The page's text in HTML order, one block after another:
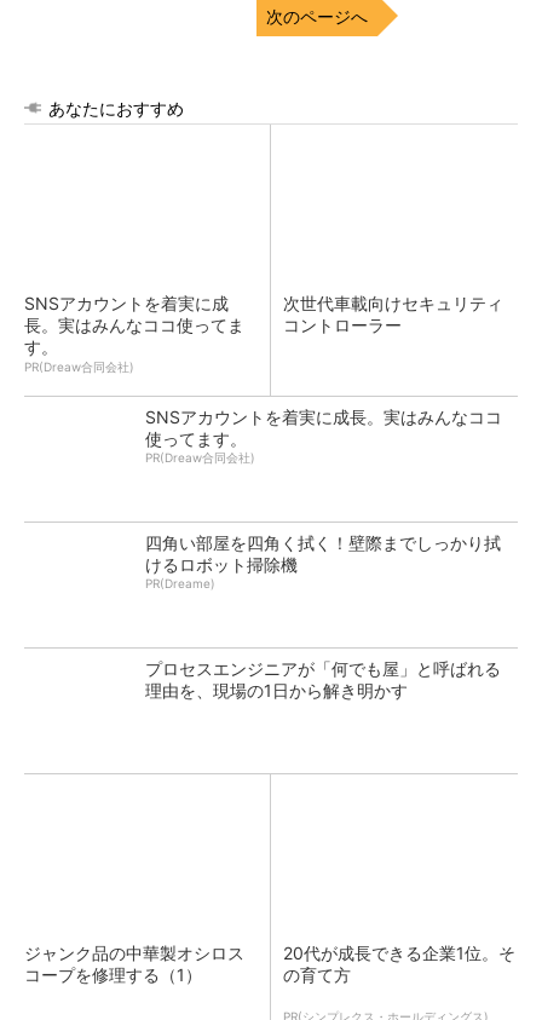
次のページへ
あなたにおすすめ
SNSアカウントを着実に成
長。実はみんなココ使ってま
す。
PR(Dreaw合同会社)
次世代車載向けセキュリティ
コントローラー
SNSアカウントを着実に成長。実はみんなココ
使ってます。
PR(Dreaw合同会社)
四角い部屋を四角く拭く！壁際までしっかり拭
けるロボット掃除機
PR(Dreame)
プロセスエンジニアが「何でも屋」と呼ばれる
理由を、現場の1日から解き明かす
ジャンク品の中華製オシロス
コープを修理する（1）
20代が成長できる企業1位。そ
の育て方
PR(シンプレクス・ホールディングス)